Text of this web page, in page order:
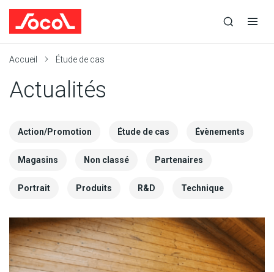
recherche
recherche
navigation
Accueil Étude de cas
Actualités
Action/Promotion Étude de cas Évènements
Magasins Non classé Partenaires
Portrait Produits R&D Technique